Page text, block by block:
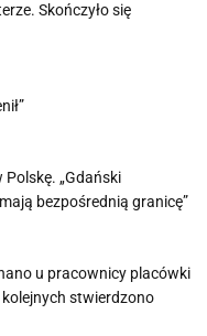
Skończyło się
„Gdański
bezpośrednią granicę”
u pracownicy placówki
stwierdzono